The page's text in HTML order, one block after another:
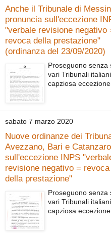
Anche il Tribunale di
pronuncia sull'eccezione
"verbale revisione negativo
revoca della prestazione"
(ordinanza del 23/09/2020)
Proseguono senza
vari Tribunali
capziosa
sabato 7 marzo 2020
Nuove ordinanze dei
Avezzano, Bari e Catanzaro
sull'eccezione INPS
revisione negativo = revoca
della prestazione"
Proseguono senza
vari Tribunali
capziosa